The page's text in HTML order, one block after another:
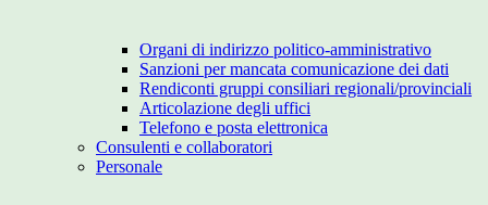
Organi di indirizzo politico-amministrativo
Sanzioni per mancata comunicazione dei dati
Rendiconti gruppi consiliari regionali/provinciali
Articolazione degli uffici
Telefono e posta elettronica
Consulenti e collaboratori
Personale